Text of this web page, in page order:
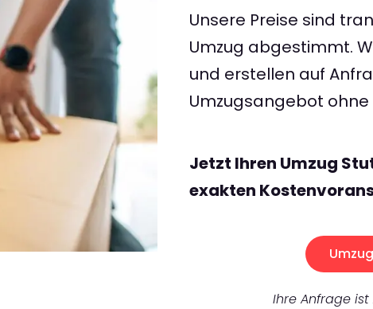
Unsere Preise sind
Umzug abgestimmt.
und erstellen auf
Umzugsangebot
Jetzt Ihren Umzug
exakten
Ihre Anfrage ist